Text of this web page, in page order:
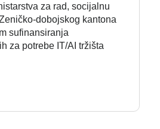
za rad, socijalnu
dobojskog kantona
sufinansiranja
za potrebe IT/AI tržišta